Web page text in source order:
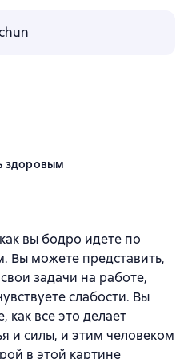
здоровым
4,8 на основе 16 оценок
вы бодро идете по
Вы можете представить,
задачи на работе,
слабости. Вы
как все это делает
и силы, и этим человеком
в этой картине